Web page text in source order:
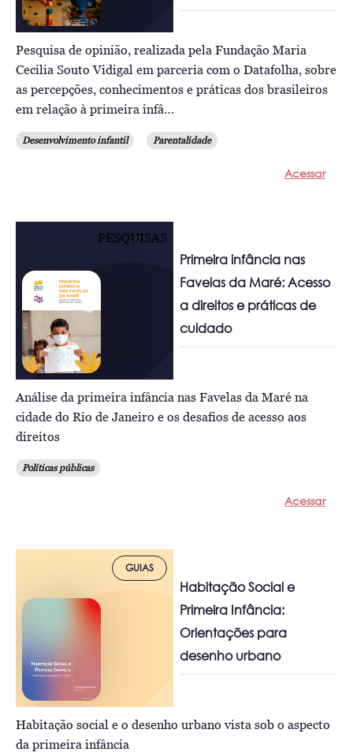
Pesquisa de opinião, realizada pela Fundação Maria
Cecilia Souto Vidigal em parceria com o Datafolha, sobre
as percepções, conhecimentos e práticas dos brasileiros
em relação à primeira infâ…
Desenvolvimento infantil Parentalidade
Acessar
PESQUISAS
Primeira infância nas
Favelas da Maré: Acesso
a direitos e práticas de
cuidado
Análise da primeira infância nas Favelas da Maré na
cidade do Rio de Janeiro e os desafios de acesso aos
direitos
Políticas públicas
Acessar
GUIAS
Habitação Social e
Primeira Infância:
Orientações para
desenho urbano
Habitação social e o desenho urbano vista sob o aspecto
da primeira infância